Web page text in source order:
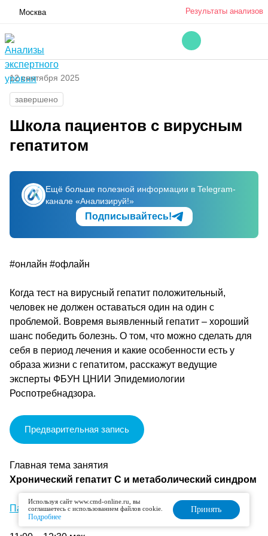
Москва Результаты анализов
12 сентября 2025
завершено
Школа пациентов с вирусным
гепатитом
Ещё больше полезной информации в Telegram-
канале «Анализируй!»
Подписывайтесь!
#онлайн #офлайн
Когда тест на вирусный гепатит положительный,
человек не должен оставаться один на один с
проблемой. Вовремя выявленный гепатит – хороший
шанс победить болезнь. О том, что можно сделать для
себя в период лечения и какие особенности есть у
образа жизни с гепатитом, расскажут ведущие
эксперты ФБУН ЦНИИ Эпидемиологии
Роспотребнадзора.
Предварительная запись
Главная тема занятия
Хронический гепатит С и метаболический синдром
Памятка для пациента
Используя сайт www.cmd-online.ru, вы
соглашаетесь с использованием файлов cookie.
Подробнее
Принять